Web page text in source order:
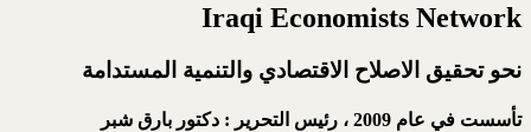
Iraqi Economists Network
نحو تحقيق الاصلاح الاقتصادي والتنمية المستدامة
تأسست في عام 2009 ، رئيس التحرير : دكتور بارق شبر